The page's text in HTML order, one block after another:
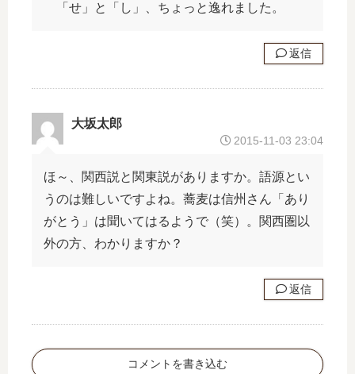
「せ」と「し」、ちょっと逸れました。
返信
大坂太郎
2015-11-03 23:04
ほ～、関西説と関東説がありますか。語源とい
うのは難しいですよね。蕎麦は信州さん「あり
がとう」は聞いてはるようで（笑）。関西圏以
外の方、わかりますか？
返信
コメントを書き込む